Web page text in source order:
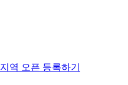
지역 오픈 등록하기